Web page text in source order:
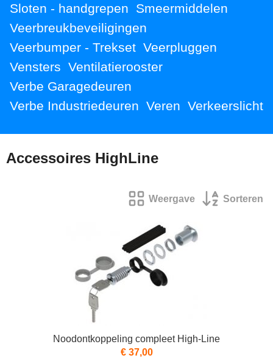
Sloten - handgrepen
Smeermiddelen
Veerbreukbeveiligingen
Veerbumper - Trekset Veerpluggen
Vensters Ventilatierooster
Verbe Garagedeuren
Verbe Industriedeuren Veren Verkeerslicht
Accessoires HighLine
Weergave Sorteren
Noodontkoppeling compleet High-Line
€ 37,00